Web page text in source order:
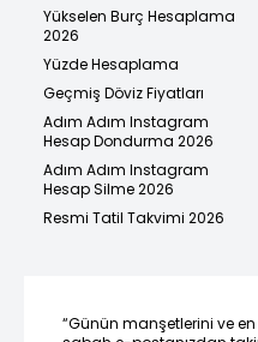
Yükselen Burç Hesaplama
2026
Yüzde Hesaplama
Geçmiş Döviz Fiyatları
Adım Adım Instagram
Hesap Dondurma 2026
Adım Adım Instagram
Hesap Silme 2026
Resmi Tatil Takvimi 2026
“Günün manşetlerini ve